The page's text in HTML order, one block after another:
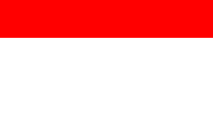
Menge